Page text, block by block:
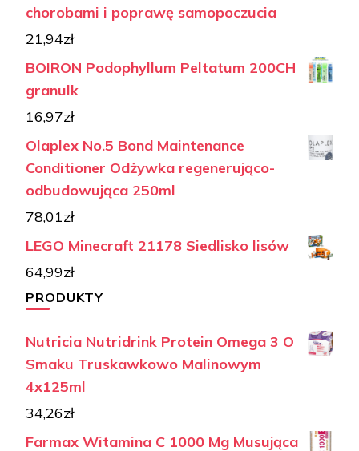
chorobami i poprawę samopoczucia
21,94zł
BOIRON Podophyllum Peltatum 200CH
granulk
16,97zł
Olaplex No.5 Bond Maintenance
Conditioner Odżywka regenerująco-
odbudowująca 250ml
78,01zł
LEGO Minecraft 21178 Siedlisko lisów
64,99zł
PRODUKTY
Nutricia Nutridrink Protein Omega 3 O
Smaku Truskawkowo Malinowym
4x125ml
34,26zł
Farmax Witamina C 1000 Mg Musująca